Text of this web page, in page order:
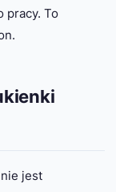
pracy. To
jest